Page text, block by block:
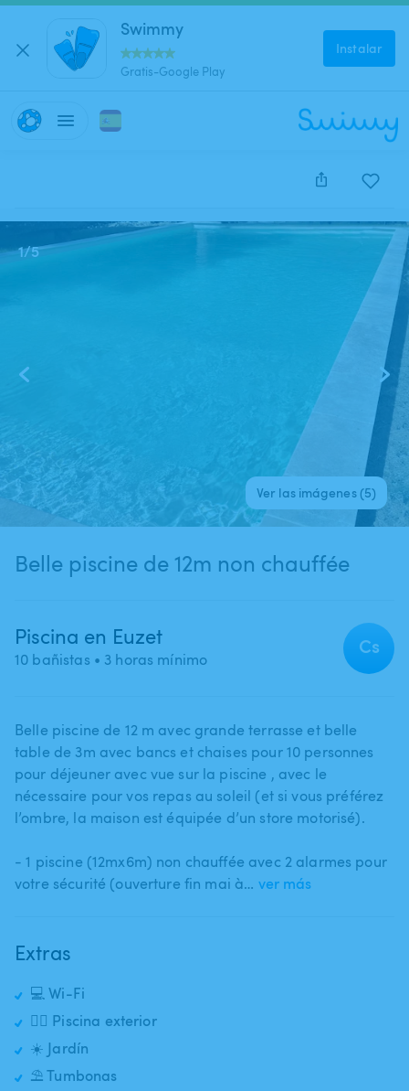
Swimmy
Gratis-Google Play
Instalar
Este anuncio está cerrado y no se puede reservar.
1/5
Ver las imágenes (5)
Belle piscine de 12m non chauffée
Piscina en Euzet
10 bañistas • 3 horas mínimo
Cs
Belle piscine de 12 m avec grande terrasse et belle
table de 3m avec bancs et chaises pour 10 personnes
pour déjeuner avec vue sur la piscine ​,​ avec le
nécessaire pour vos repas au soleil (et si vous préférez
l’ombre​,​ la maison est équipée d’un store motorisé).
- 1 piscine (12mx6m) non chauffée avec 2 alarmes pour
votre sécurité (ouverture fin mai à… ver más
Extras
💻 Wi-Fi
🏊‍♂️ Piscina exterior
☀️ Jardín
⛱️ Tumbonas